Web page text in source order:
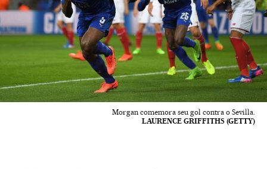
Morgan comemora seu gol contra o Sevilla.
LAURENCE GRIFFITHS (GETTY)